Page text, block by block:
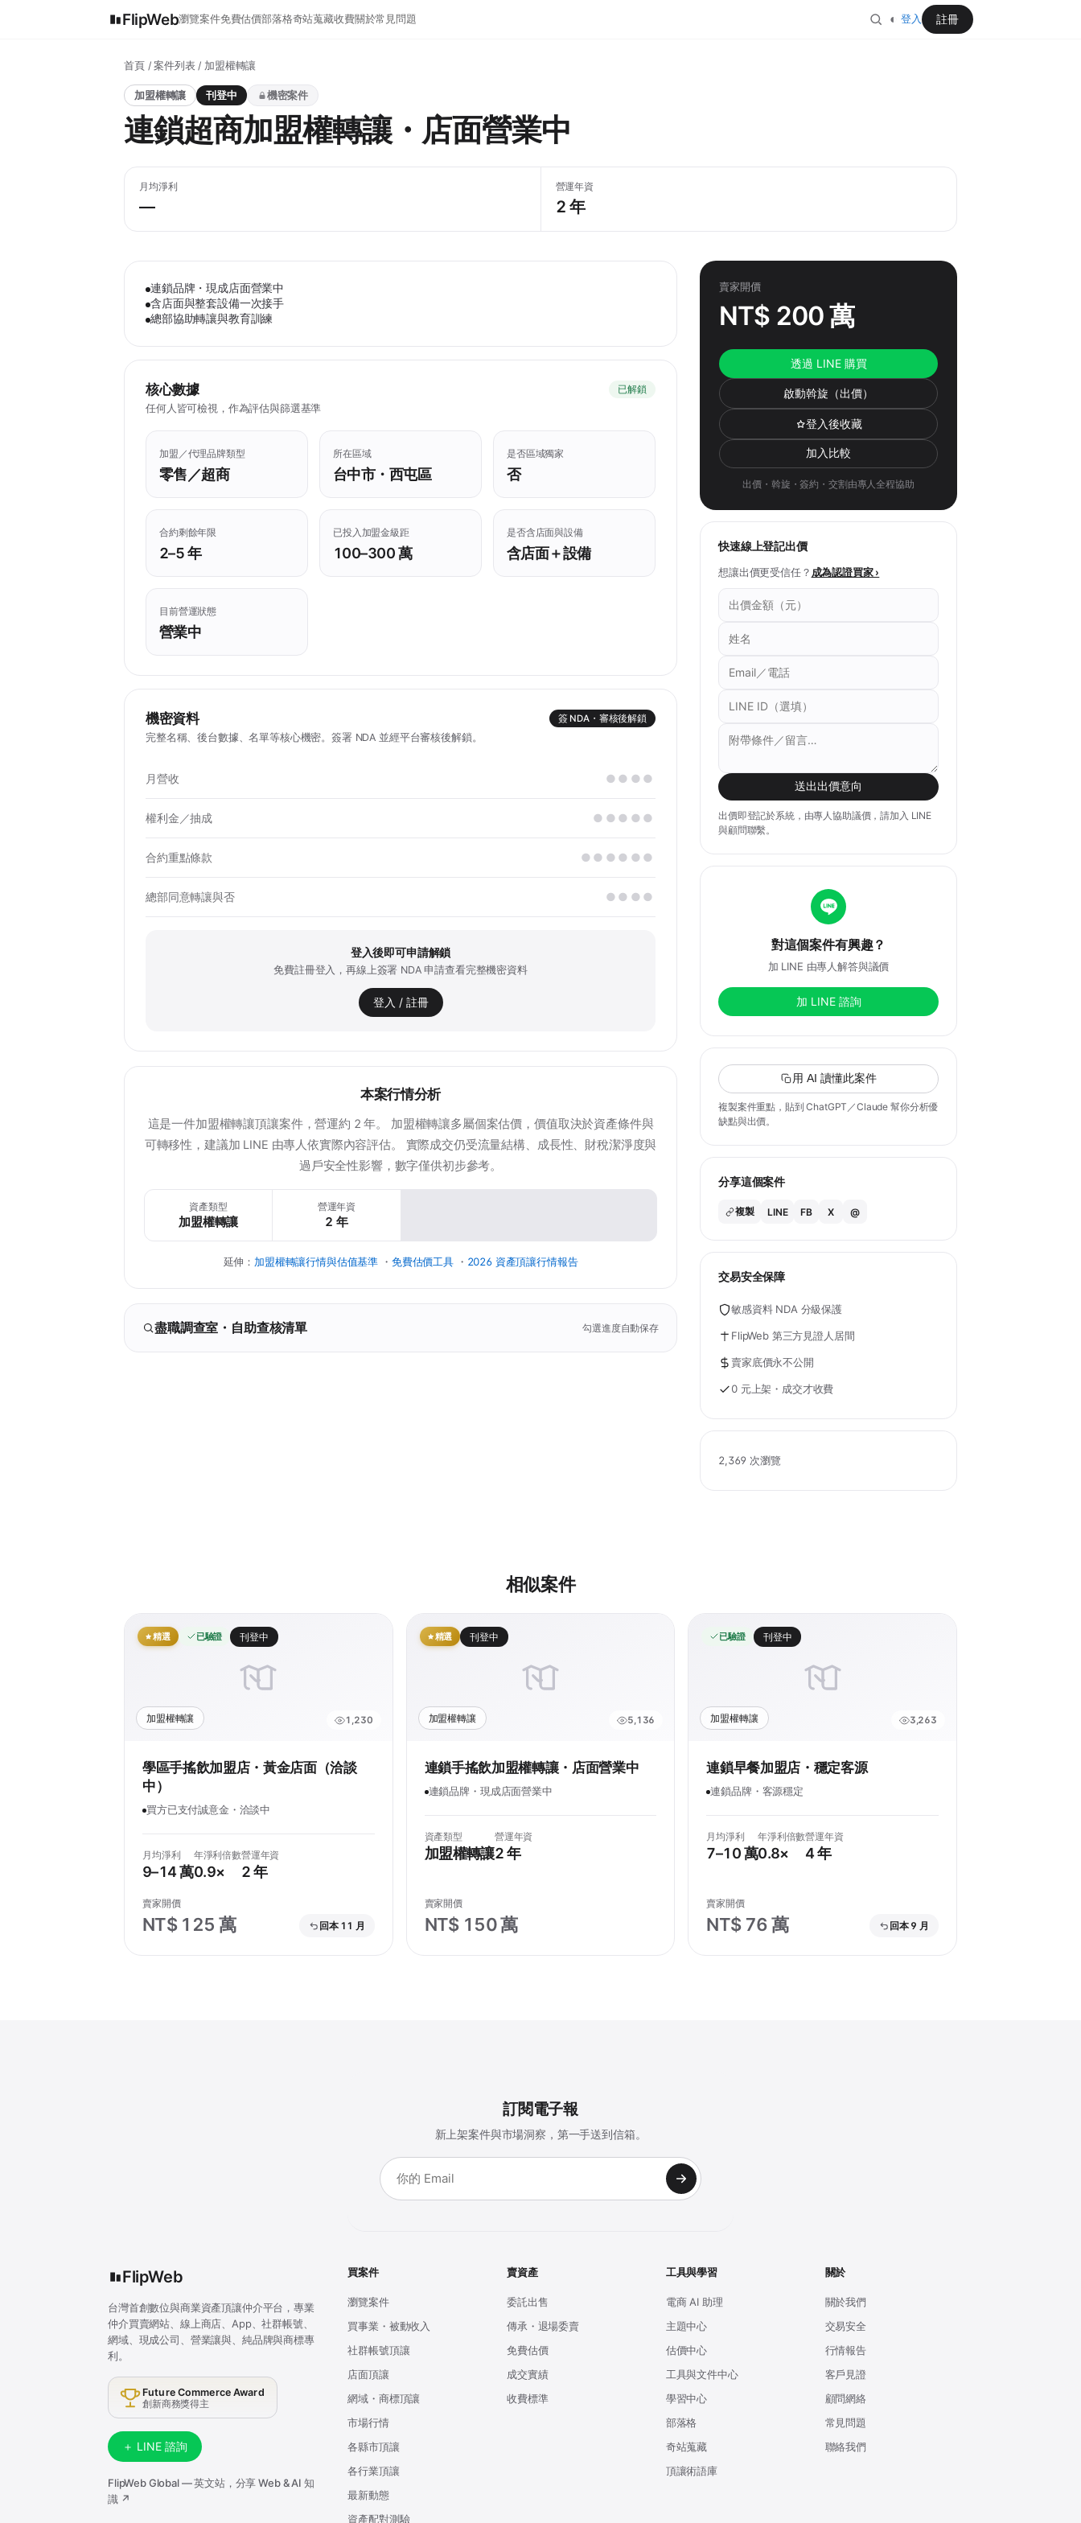
FlipWeb瀏覽案件免費估價部落格奇站蒐藏收費關於常見問題 ◐ 登入 註冊
首頁/案件列表/ 加盟權轉讓
加盟權轉讓 刊登中 機密案件
連鎖超商加盟權轉讓・店面營業中
月均淨利
—
營運年資
2 年
連鎖品牌・現成店面營業中
含店面與整套設備一次接手
總部協助轉讓與教育訓練
核心數據 已解鎖
任何人皆可檢視，作為評估與篩選基準
加盟／代理品牌類型
零售／超商
所在區域
台中市・西屯區
是否區域獨家
否
合約剩餘年限
2–5 年
已投入加盟金級距
100–300 萬
是否含店面與設備
含店面＋設備
目前營運狀態
營業中
機密資料 簽 NDA・審核後解鎖
完整名稱、後台數據、名單等核心機密。簽署 NDA 並經平台審核後解鎖。
月營收 ●●●●
權利金／抽成 ●●●●●
合約重點條款 ●●●●●●
總部同意轉讓與否 ●●●●
登入後即可申請解鎖
免費註冊登入，再線上簽署 NDA 申請查看完整機密資料
登入 / 註冊
本案行情分析
這是一件加盟權轉讓頂讓案件，營運約 2 年。 加盟權轉讓多屬個案估價，價值取決於資產條件與
可轉移性，建議加 LINE 由專人依實際內容評估。 實際成交仍受流量結構、成長性、財稅潔淨度與
過戶安全性影響，數字僅供初步參考。
資產類型
加盟權轉讓
營運年資
2 年
延伸： 加盟權轉讓行情與估值基準 ・ 免費估價工具・ 2026 資產頂讓行情報告
盡職調查室・自助查核清單 勾選進度自動保存
賣家開價
NT$ 200 萬
透過 LINE 購買
啟動斡旋（出價）
登入後收藏
加入比較
出價・斡旋・簽約・交割由專人全程協助
快速線上登記出價
想讓出價更受信任？ 成為認證買家 ›
送出出價意向
出價即登記於系統，由專人協助議價，請加入 LINE
與顧問聯繫。
對這個案件有興趣？
加 LINE 由專人解答與議價
加 LINE 諮詢
用 AI 讀懂此案件
複製案件重點，貼到 ChatGPT／Claude 幫你分析優
缺點與出價。
分享這個案件
複製 LINE FB X @
交易安全保障
敏感資料 NDA 分級保護
FlipWeb 第三方見證人居間
賣家底價永不公開
0 元上架・成交才收費
2,369 次瀏覽
相似案件
精選 已驗證 刊登中
加盟權轉讓 1,230
學區手搖飲加盟店・黃金店面（洽談
中）
買方已支付誠意金・洽談中
月均淨利
9–14 萬
年淨利倍數
0.9×
營運年資
2 年
賣家開價
NT$ 125 萬 回本 11 月
精選 刊登中
加盟權轉讓 5,136
連鎖手搖飲加盟權轉讓・店面營業中
連鎖品牌・現成店面營業中
資產類型
加盟權轉讓
營運年資
2 年
賣家開價
NT$ 150 萬
已驗證 刊登中
加盟權轉讓 3,263
連鎖早餐加盟店・穩定客源
連鎖品牌・客源穩定
月均淨利
7–10 萬
年淨利倍數
0.8×
營運年資
4 年
賣家開價
NT$ 76 萬 回本 9 月
訂閱電子報
新上架案件與市場洞察，第一手送到信箱。
FlipWeb
台灣首創數位與商業資產頂讓仲介平台，專業
仲介買賣網站、線上商店、App、社群帳號、
網域、現成公司、營業讓與、純品牌與商標專
利。
Future Commerce Award
創新商務獎得主
＋ LINE 諮詢
FlipWeb Global — 英文站，分享 Web & AI 知
識 ↗
買案件
瀏覽案件
買事業・被動收入
社群帳號頂讓
店面頂讓
網域・商標頂讓
市場行情
各縣市頂讓
各行業頂讓
最新動態
資產配對測驗
賣資產
委託出售
傳承・退場委賣
免費估價
成交實績
收費標準
工具與學習
電商 AI 助理
主題中心
估價中心
工具與文件中心
學習中心
部落格
奇站蒐藏
頂讓術語庫
關於
關於我們
交易安全
行情報告
客戶見證
顧問網絡
常見問題
聯絡我們